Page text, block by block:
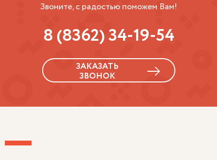
Звоните, с радостью поможем Вам!
8 (8362) 34-19-54
ЗАКАЗАТЬ
ЗВОНОК